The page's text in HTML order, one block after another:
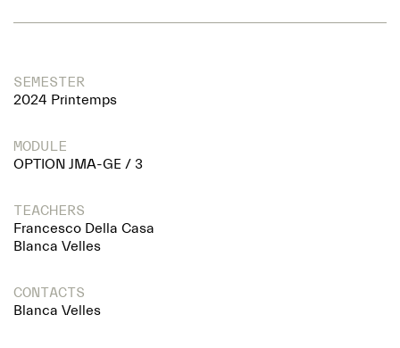
SEMESTER
2024 Printemps
MODULE
OPTION JMA-GE / 3
TEACHERS
Francesco Della Casa
Blanca Velles
CONTACTS
Blanca Velles